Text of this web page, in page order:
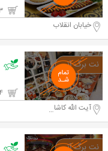
خیابان انقلاب
آیت الله کاشانی